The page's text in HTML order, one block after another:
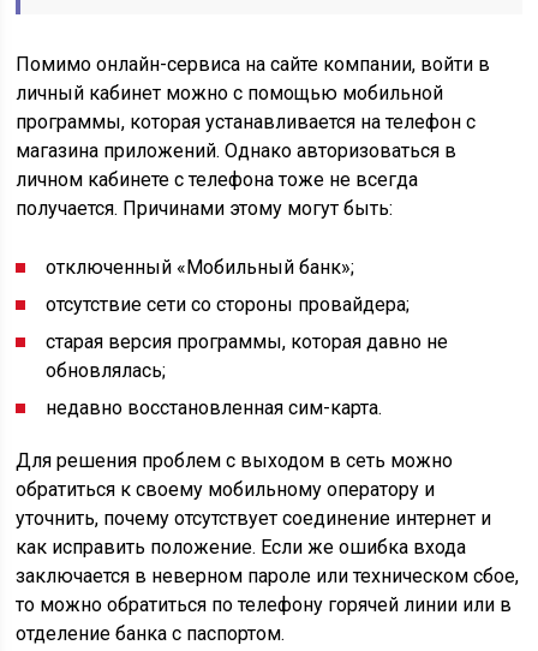
Помимо онлайн-сервиса на сайте компании, войти в
личный кабинет можно с помощью мобильной
программы, которая устанавливается на телефон с
магазина приложений. Однако авторизоваться в
личном кабинете с телефона тоже не всегда
получается. Причинами этому могут быть:
отключенный «Мобильный банк»;
отсутствие сети со стороны провайдера;
старая версия программы, которая давно не
обновлялась;
недавно восстановленная сим-карта.
Для решения проблем с выходом в сеть можно
обратиться к своему мобильному оператору и
уточнить, почему отсутствует соединение интернет и
как исправить положение. Если же ошибка входа
заключается в неверном пароле или техническом сбое,
то можно обратиться по телефону горячей линии или в
отделение банка с паспортом.